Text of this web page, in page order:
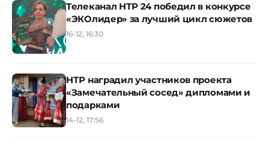
Телеканал НТР 24 победил в конкурсе
«ЭКОлидер» за лучший цикл сюжетов
16-12, 16:30
НТР наградил участников проекта
«Замечательный сосед» дипломами и
подарками
14-12, 17:56